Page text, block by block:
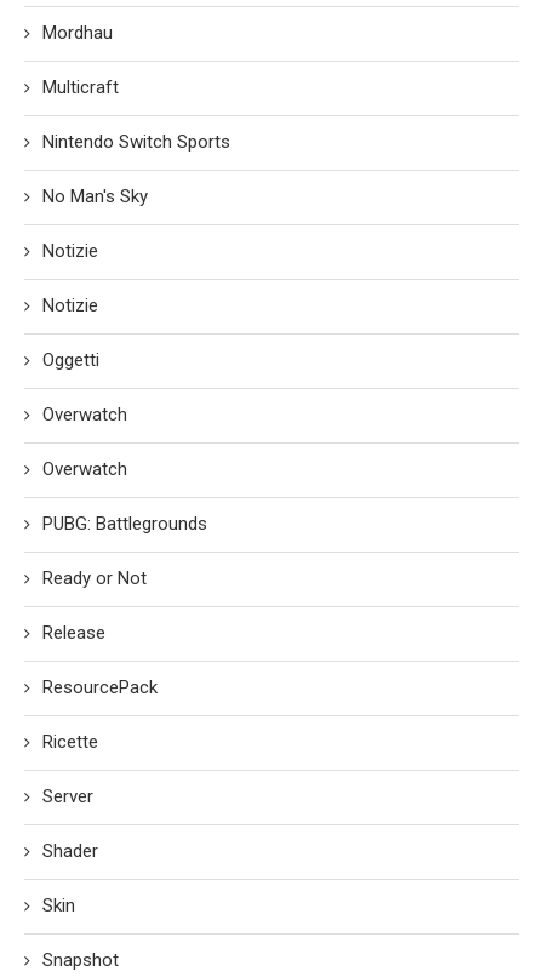
Mordhau
Multicraft
Nintendo Switch Sports
No Man's Sky
Notizie
Notizie
Oggetti
Overwatch
Overwatch
PUBG: Battlegrounds
Ready or Not
Release
ResourcePack
Ricette
Server
Shader
Skin
Snapshot